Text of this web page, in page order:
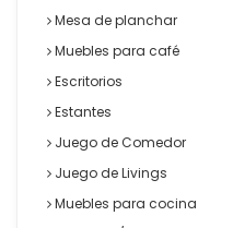
Mesa de planchar
Muebles para café
Escritorios
Estantes
Juego de Comedor
Juego de Livings
Muebles para cocina